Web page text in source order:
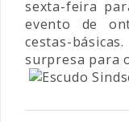
sexta-feira
evento de
cestas-
surpresa para